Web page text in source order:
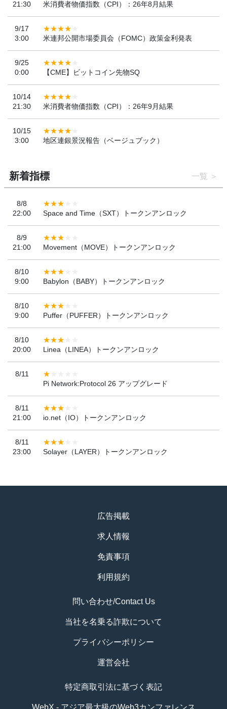
21:30
米消費者物価指数（CPI）：26年8月結果
9/17
3:00
米連邦公開市場委員会（FOMC）政策金利発表
9/25
0:00
【CME】ビットコイン先物SQ
10/14
21:30
米消費者物価指数（CPI）：26年9月結果
10/15
3:00
地区連銀景況報告（ベージュブック）
新着指標 一覧
8/8
22:00
Space and Time（SXT）トークンアンロック
8/9
21:00
Movement（MOVE）トークンアンロック
8/10
9:00
Babylon（BABY）トークンアンロック
8/10
9:00
Puffer（PUFFER）トークンアンロック
8/10
20:00
Linea（LINEA）トークンアンロック
8/11
Pi Network:Protocol 26 アップグレード
8/11
21:00
io.net（IO）トークンアンロック
8/11
23:00
Solayer（LAYER）トークンアンロック
広告掲載
求人情報
免責事項
利用規約
問い合わせ/Contact Us
当社を名乗る詐欺について
プライバシーポリシー
運営会社
特定商取引法に基づく表記